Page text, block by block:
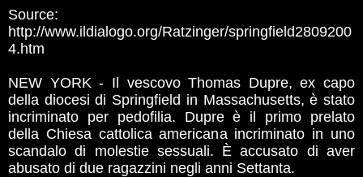
Source:
http://www.ildialogo.org/Ratzinger/springfield2809200
4.htm
NEW YORK - Il vescovo Thomas Dupre, ex capo
della diocesi di Springfield in Massachusetts, è stato
incriminato per pedofilia. Dupre è il primo prelato
della Chiesa cattolica americana incriminato in uno
scandalo di molestie sessuali. È accusato di aver
abusato di due ragazzini negli anni Settanta.